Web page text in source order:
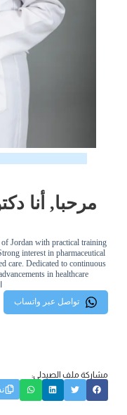
مرحبا, أنا
Jordan with practical training
interest in pharmaceutical
care. Dedicated to continuous
in healthcare
تواصل عبر واتساب
مشاركة ملف الصيدلي: